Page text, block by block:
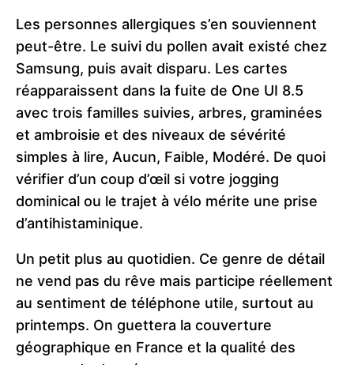
Les personnes allergiques s’en souviennent
peut-être. Le suivi du pollen avait existé chez
Samsung, puis avait disparu. Les cartes
réapparaissent dans la fuite de One UI 8.5
avec trois familles suivies, arbres, graminées
et ambroisie et des niveaux de sévérité
simples à lire, Aucun, Faible, Modéré. De quoi
vérifier d’un coup d’œil si votre jogging
dominical ou le trajet à vélo mérite une prise
d’antihistaminique.
Un petit plus au quotidien. Ce genre de détail
ne vend pas du rêve mais participe réellement
au sentiment de téléphone utile, surtout au
printemps. On guettera la couverture
géographique en France et la qualité des